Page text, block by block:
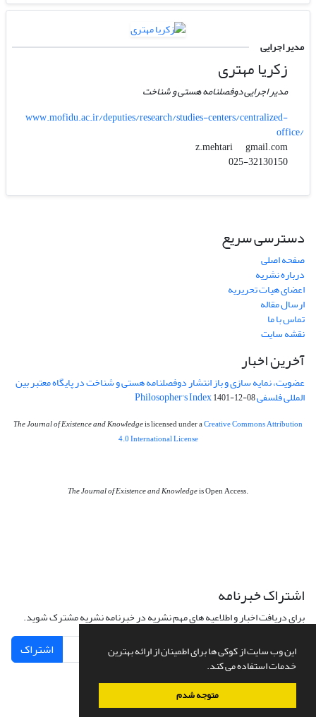
این وب سایت از کوکی ها برای اطمینان از ارائه بهترین
خدمات استفاده می کند.
متوجه شدم
مدیر اجرایی
زکریا مهتری
مدیر اجرایی دوفصلنامه هستی و شناخت
www.mofidu.ac.ir/deputies/research/studies-centers/centralized-
office/
z.mehtari
gmail.com
025-32130150
دسترسی سریع
صفحه اصلی
درباره نشریه
اعضای هیات تحریریه
ارسال مقاله
تماس با ما
نقشه سایت
آخرین اخبار
عضویت، نمایه سازی و باز انتشار دوفصلنامه هستی و شناخت در پایگاه معتبر بین
المللی فلسفی Philosopher's Index1401-12-08
The Journal of Existence and Knowledgeis licensed under aCreative Commons Attribution
4.0 International License
The Journal of Existence and Knowledgeis Open Access.
اشتراک خبرنامه
برای دریافت اخبار و اطلاعیه های مهم نشریه در خبرنامه نشریه مشترک شوید.
اشتراک
سامانه مدیریت نشریات علمی.طراحی و پیاده سازی ازسیناوب